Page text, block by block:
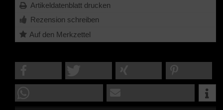
Artikeldatenblatt drucken
Rezension schreiben